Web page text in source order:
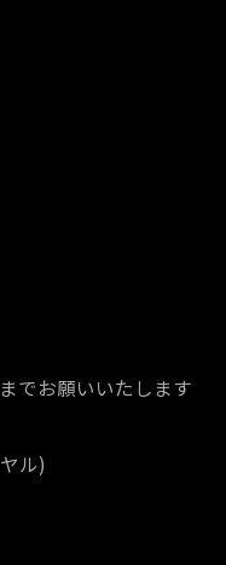
でお願いいたします
ル)